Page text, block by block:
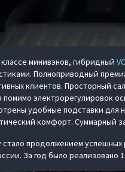
минивэнов, гибридный
Полноприводный
клиентов. Просторный
помимо
удобные подставки для
комфорт. Суммарный
продолжением успешных
За год было реализовано